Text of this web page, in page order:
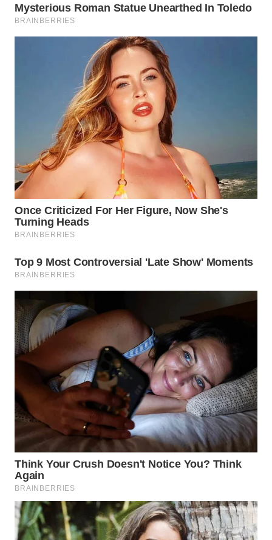
WN
SOLO
WN
SURABAYA
WN
WN
MANDALIKA
LIKUPANG
WN
LABUANBAJO
WN
BORNEO
Wahana
Media
Group
WAHANA
NEWS